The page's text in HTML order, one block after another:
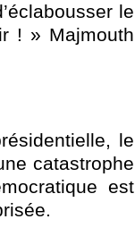
le
! » Majmouth
le
catastrophe
est